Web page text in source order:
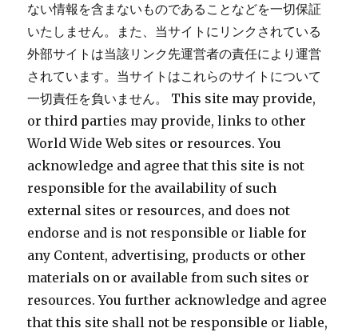
ない情報を含まないものであることなどを一切保証
いたしません。また、当サイトにリンクされている
外部サイトは当該リンク先運営者の責任により運営
されています。当サイトはこれらのサイトについて
一切責任を負いません。 This site may provide,
or third parties may provide, links to other
World Wide Web sites or resources. You
acknowledge and agree that this site is not
responsible for the availability of such
external sites or resources, and does not
endorse and is not responsible or liable for
any Content, advertising, products or other
materials on or available from such sites or
resources. You further acknowledge and agree
that this site shall not be responsible or liable,